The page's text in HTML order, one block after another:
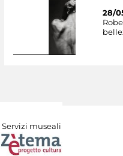
28/
Servizi museali